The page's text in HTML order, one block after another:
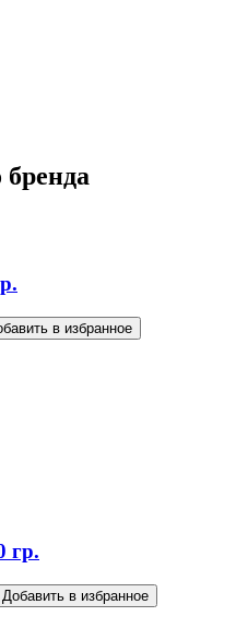
бренда
в избранное
гр.
Добавить в избранное